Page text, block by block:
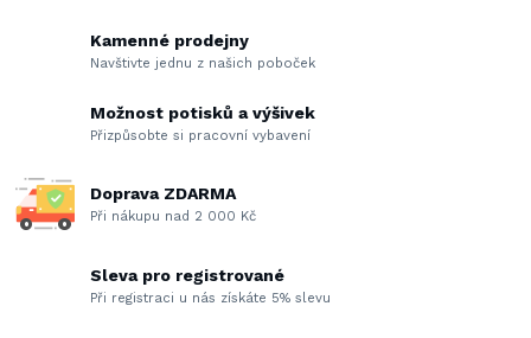
Kamenné prodejny
Navštivte jednu z našich poboček
Možnost potisků a výšivek
Přizpůsobte si pracovní vybavení
Doprava ZDARMA
Při nákupu nad 2 000 Kč
Sleva pro registrované
Při registraci u nás získáte 5% slevu